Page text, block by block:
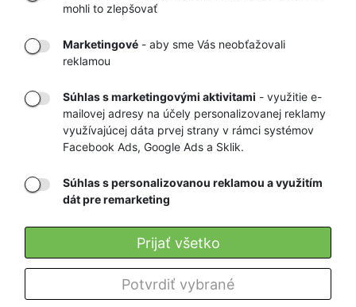
mohli to zlepšovať
Marketingové - aby sme Vás neobťažovali
reklamou
Súhlas s marketingovými aktivitami - využitie e-
mailovej adresy na účely personalizovanej reklamy
využívajúcej dáta prvej strany v rámci systémov
Facebook Ads, Google Ads a Sklik.
Súhlas s personalizovanou reklamou a využitím
dát pre remarketing
Potvrdiť vybrané
Prijať všetko
TOVARU AŽ K
VÁM DOMOV
OBCHOD
RÝCHLE
DORUČENIE
GARANCIA
NAJNIŽŠÍCH CIEN